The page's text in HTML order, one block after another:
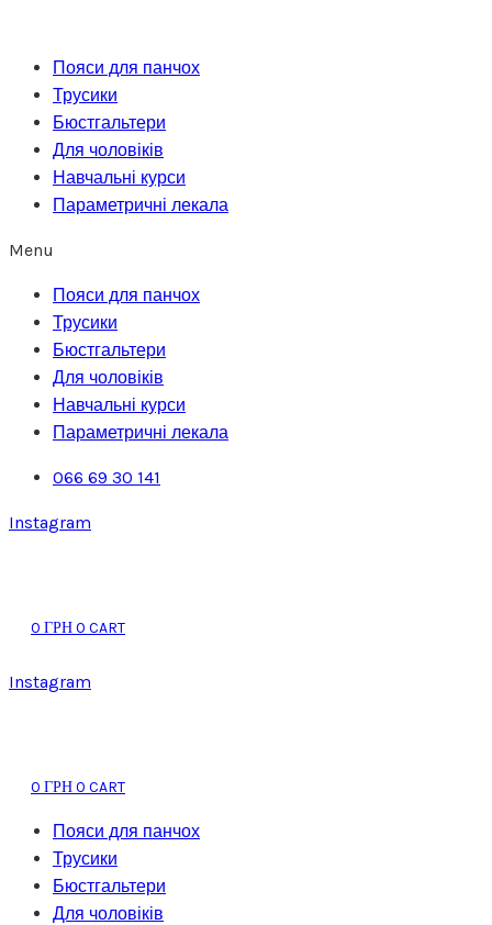
вмістуПояси для панчох
Трусики
Бюстгальтери
Для чоловіків
Навчальні курси
Параметричні лекала
Menu
Пояси для панчох
Трусики
Бюстгальтери
Для чоловіків
Навчальні курси
Параметричні лекала
066 69 30 141
Instagram
0 ГРН 0 CART
Instagram
0 ГРН 0 CART
Пояси для панчох
Трусики
Бюстгальтери
Для чоловіків